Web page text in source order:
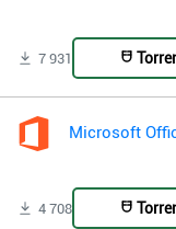
7 931
Microsoft
4 708